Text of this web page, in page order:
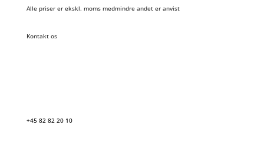
Alle priser er ekskl. moms medmindre andet er anvist
Kontakt os
+45 82 82 20 10